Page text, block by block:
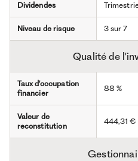
Dividendes
Niveau de risque 3 sur 7
Qualité de
Taux d'occupation
financier
88 %
Valeur de
reconstitution
444,31 €